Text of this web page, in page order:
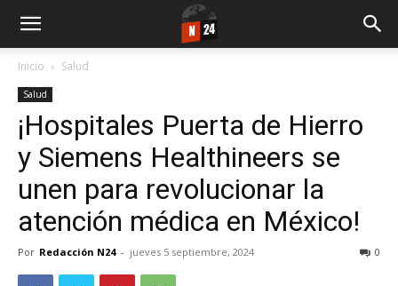
Inicio Salud
Salud
¡Hospitales Puerta de Hierro
y Siemens Healthineers se
unen para revolucionar la
atención médica en México!
Por Redacción N24 - jueves 5 septiembre, 2024 0